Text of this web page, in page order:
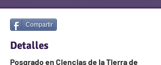
Compartir
Detalles
Posgrado en Ciencias de la Tierra de